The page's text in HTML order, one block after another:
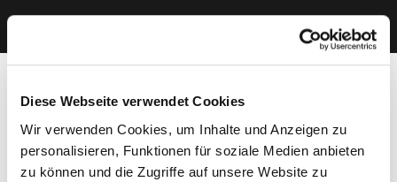
Diese Webseite verwendet Cookies
Wir verwenden Cookies, um Inhalte und Anzeigen zu
personalisieren, Funktionen für soziale Medien anbieten
zu können und die Zugriffe auf unsere Website zu